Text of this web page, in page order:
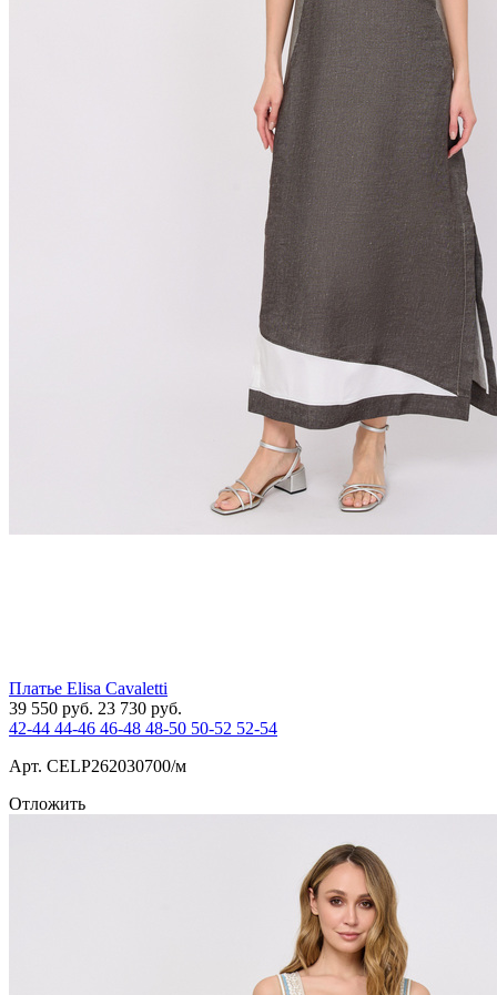
Платье Elisa Cavaletti
39 550 руб. 23 730 руб.
42-44 44-46 46-48 48-50 50-52 52-54
Арт. СELP262030700/м
Отложить